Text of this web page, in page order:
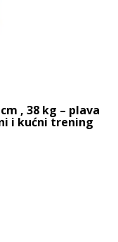
, 38 kg – plava
i kućni trening